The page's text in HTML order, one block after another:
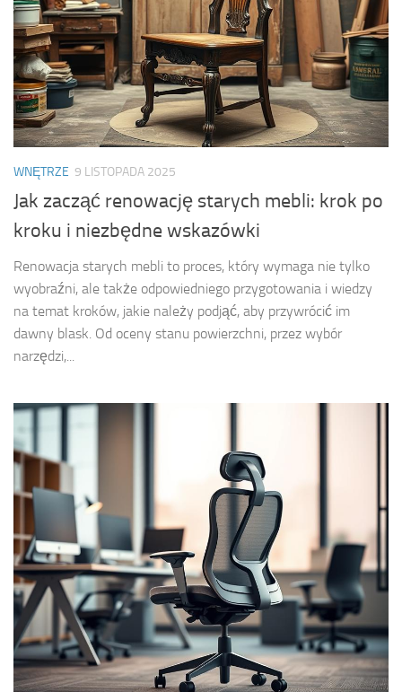
WNĘTRZE 9 LISTOPADA 2025
Jak zacząć renowację starych mebli: krok po
kroku i niezbędne wskazówki
Renowacja starych mebli to proces, który wymaga nie tylko
wyobraźni, ale także odpowiedniego przygotowania i wiedzy
na temat kroków, jakie należy podjąć, aby przywrócić im
dawny blask. Od oceny stanu powierzchni, przez wybór
narzędzi,...